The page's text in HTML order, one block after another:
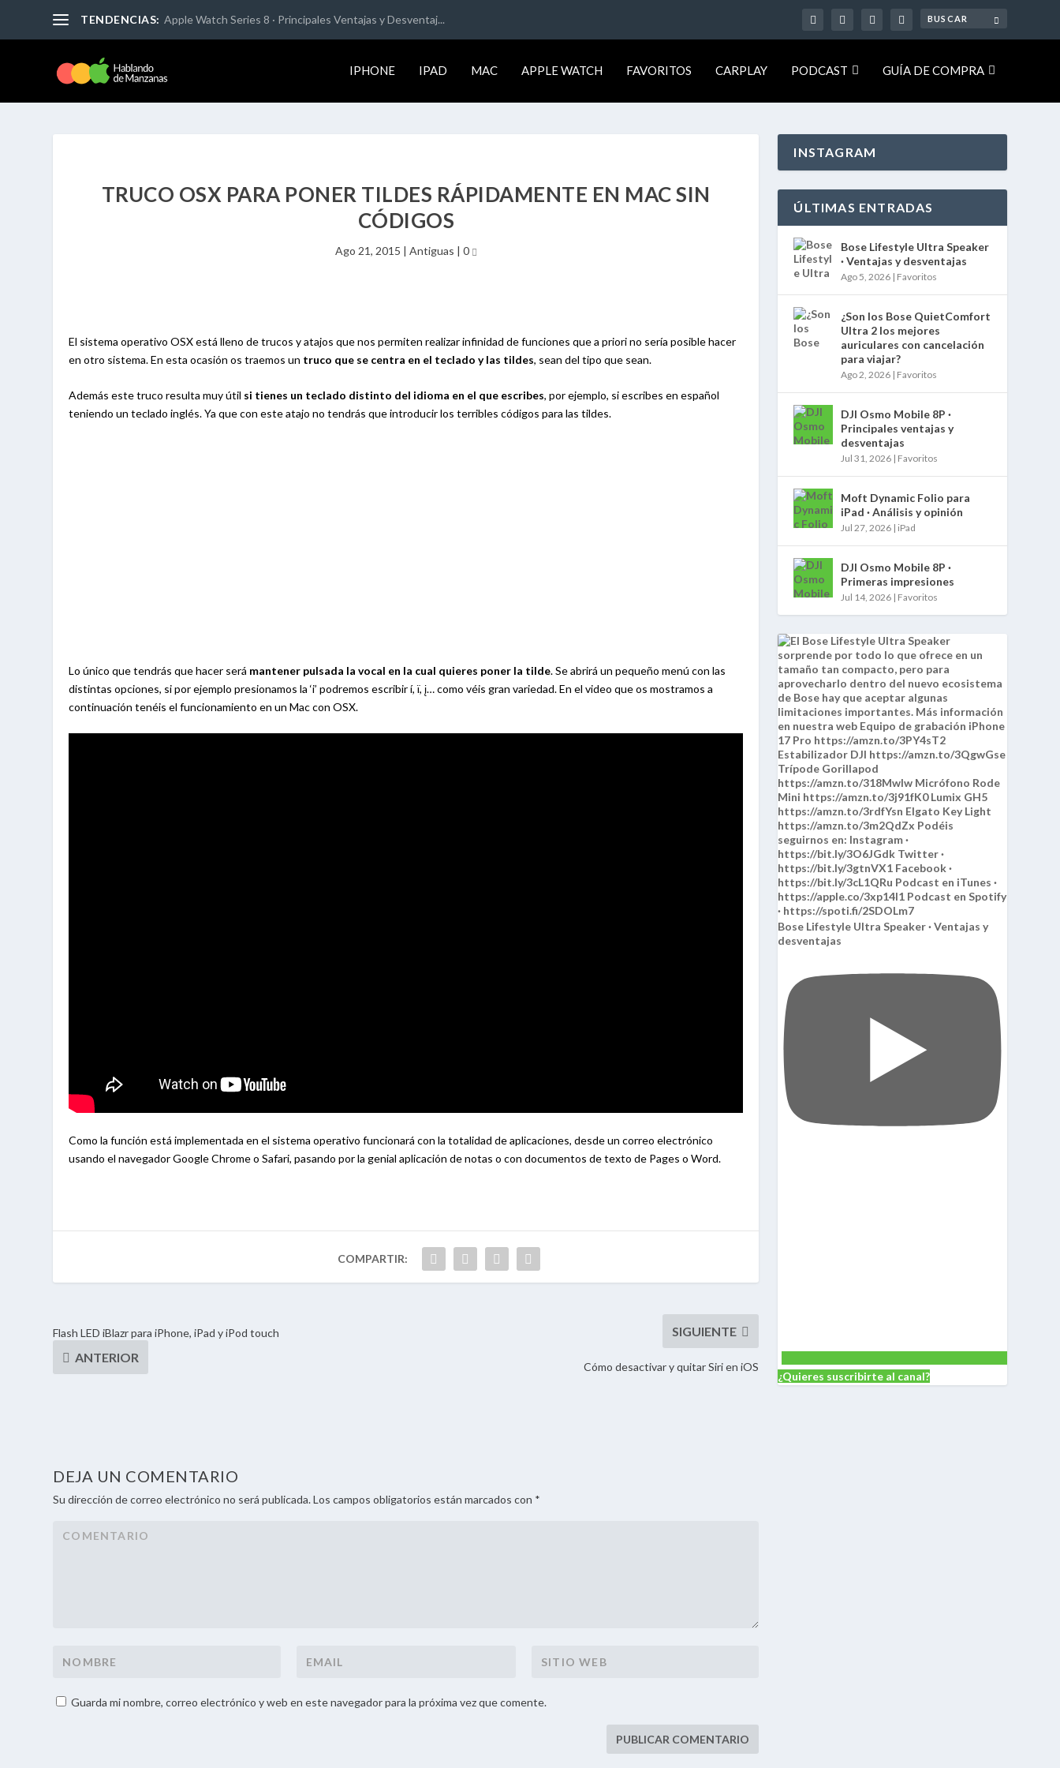
TENDENCIAS: Apple Watch Series 8 · Principales Ventajas y Desventaj...
IPHONE IPAD MAC APPLE WATCH FAVORITOS CARPLAY PODCAST GUÍA DE COMPRA
TRUCO OSX PARA PONER TILDES RÁPIDAMENTE EN MAC SIN
CÓDIGOS
Ago 21, 2015 | Antiguas | 0
El sistema operativo OSX está lleno de trucos y atajos que nos permiten realizar infinidad de funciones que a priori no sería posible hacer
en otro sistema. En esta ocasión os traemos un truco que se centra en el teclado y las tildes, sean del tipo que sean.
Además este truco resulta muy útil si tienes un teclado distinto del idioma en el que escribes, por ejemplo, si escribes en español
teniendo un teclado inglés. Ya que con este atajo no tendrás que introducir los terribles códigos para las tildes.
Lo único que tendrás que hacer será mantener pulsada la vocal en la cual quieres poner la tilde. Se abrirá un pequeño menú con las
distintas opciones, si por ejemplo presionamos la ‘i’ podremos escribir í, ï, į… como véis gran variedad. En el video que os mostramos a
continuación tenéis el funcionamiento en un Mac con OSX.
Como la función está implementada en el sistema operativo funcionará con la totalidad de aplicaciones, desde un correo electrónico
usando el navegador Google Chrome o Safari, pasando por la genial aplicación de notas o con documentos de texto de Pages o Word.
Flash LED iBlazr para iPhone, iPad y iPod touch
Cómo desactivar y quitar Siri en iOS
DEJA UN COMENTARIO
Su dirección de correo electrónico no será publicada. Los campos obligatorios están marcados con *
Guarda mi nombre, correo electrónico y web en este navegador para la próxima vez que comente.
INSTAGRAM
ÚLTIMAS ENTRADAS
Bose Lifestyle Ultra Speaker
· Ventajas y desventajas
Ago 5, 2026 | Favoritos
¿Son los Bose QuietComfort
Ultra 2 los mejores
auriculares con cancelación
para viajar?
Ago 2, 2026 | Favoritos
DJI Osmo Mobile 8P ·
Principales ventajas y
desventajas
Jul 31, 2026 | Favoritos
Moft Dynamic Folio para
iPad · Análisis y opinión
Jul 27, 2026 | iPad
DJI Osmo Mobile 8P ·
Primeras impresiones
Jul 14, 2026 | Favoritos
Bose Lifestyle Ultra Speaker · Ventajas y
desventajas
¿Quieres suscribirte al canal?